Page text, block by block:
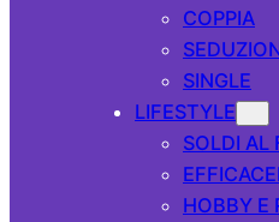
COPPIA
SINGLE
LIFESTYLE
SOLDI AL
HOBBY E